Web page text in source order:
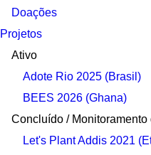
Doações
Projetos
Ativo
Adote Rio 2025 (Brasil)
BEES 2026 (Ghana)
Concluído /
Let's Plant Addis 2021